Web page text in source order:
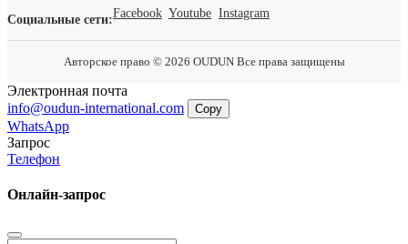
Социальные сети:Facebook Youtube Instagram
Авторское право © 2026 OUDUN Все права защищены
Электронная почта
info@oudun-international.com
Copy
WhatsApp
Запрос
Телефон
Онлайн-запрос